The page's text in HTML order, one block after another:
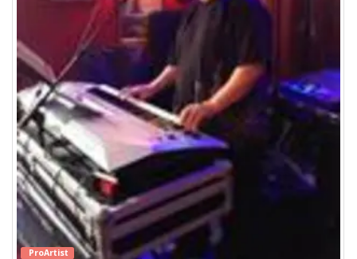
ProArtist